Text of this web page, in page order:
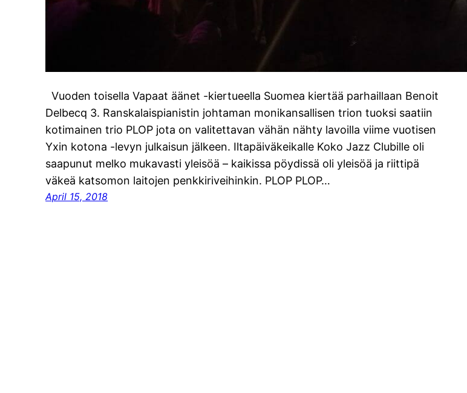
Vuoden toisella Vapaat äänet -kiertueella Suomea kiertää parhaillaan Benoit
Delbecq 3. Ranskalaispianistin johtaman monikansallisen trion tuoksi saatiin
kotimainen trio PLOP jota on valitettavan vähän nähty lavoilla viime vuotisen
Yxin kotona -levyn julkaisun jälkeen. Iltapäiväkeikalle Koko Jazz Clubille oli
saapunut melko mukavasti yleisöä – kaikissa pöydissä oli yleisöä ja riittipä
väkeä katsomon laitojen penkkiriveihinkin. PLOP PLOP…
April 15, 2018